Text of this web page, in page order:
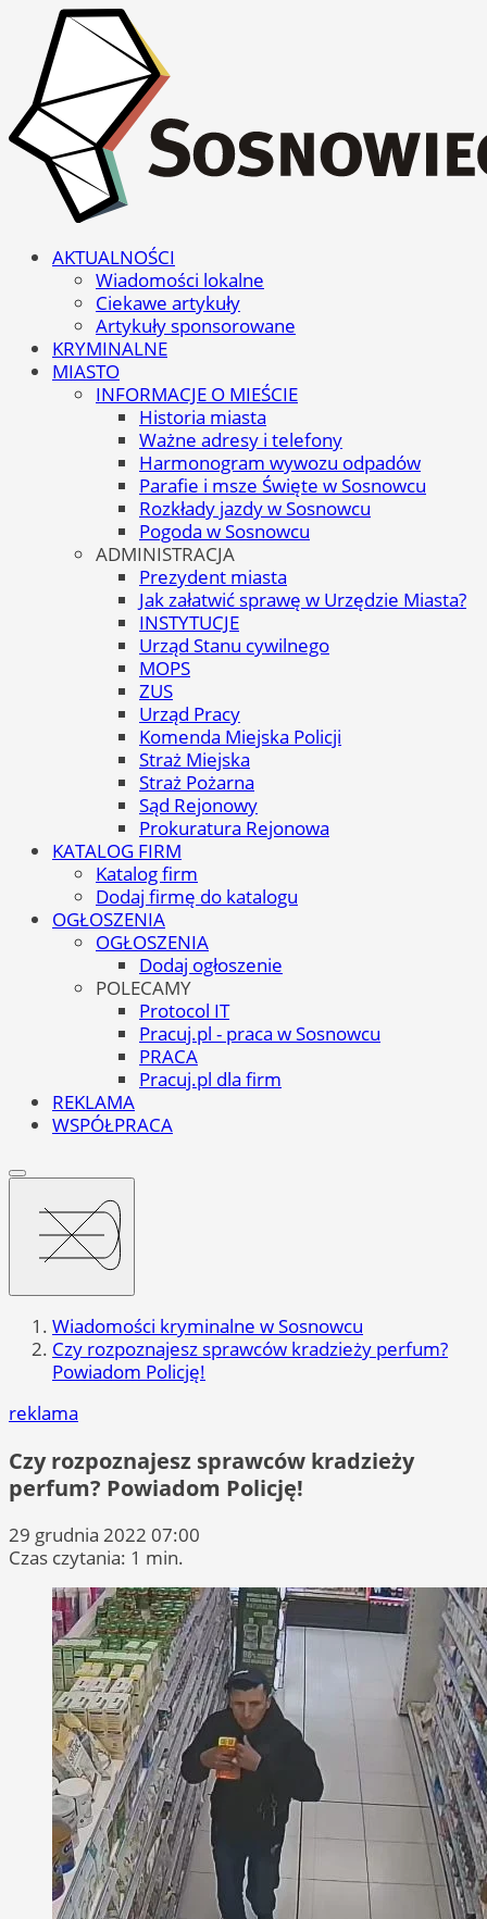
AKTUALNOŚCI
Wiadomości lokalne
Ciekawe artykuły
Artykuły sponsorowane
KRYMINALNE
MIASTO
INFORMACJE O MIEŚCIE
Historia miasta
Ważne adresy i telefony
Harmonogram wywozu odpadów
Parafie i msze Święte w Sosnowcu
Rozkłady jazdy w Sosnowcu
Pogoda w Sosnowcu
ADMINISTRACJA
Prezydent miasta
Jak załatwić sprawę w Urzędzie Miasta?
INSTYTUCJE
Urząd Stanu cywilnego
MOPS
ZUS
Urząd Pracy
Komenda Miejska Policji
Straż Miejska
Straż Pożarna
Sąd Rejonowy
Prokuratura Rejonowa
KATALOG FIRM
Katalog firm
Dodaj firmę do katalogu
OGŁOSZENIA
OGŁOSZENIA
Dodaj ogłoszenie
POLECAMY
Protocol IT
Pracuj.pl - praca w Sosnowcu
PRACA
Pracuj.pl dla firm
REKLAMA
WSPÓŁPRACA
Wiadomości kryminalne w Sosnowcu
Czy rozpoznajesz sprawców kradzieży perfum?
Powiadom Policję!
reklama
Czy rozpoznajesz sprawców kradzieży
perfum? Powiadom Policję!
29 grudnia 2022 07:00
Czas czytania: 1 min.